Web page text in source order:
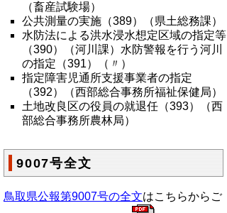
（畜産試験場）
公共測量の実施（389）（県土総務課）
水防法による洪水浸水想定区域の指定等
（390）（河川課）水防警報を行う河川
の指定（391）（〃）
指定障害児通所支援事業者の指定
（392）（西部総合事務所福祉保健局）
土地改良区の役員の就退任（393）（西
部総合事務所農林局）
9007号全文
鳥取県公報第9007号の全文はこちらからご